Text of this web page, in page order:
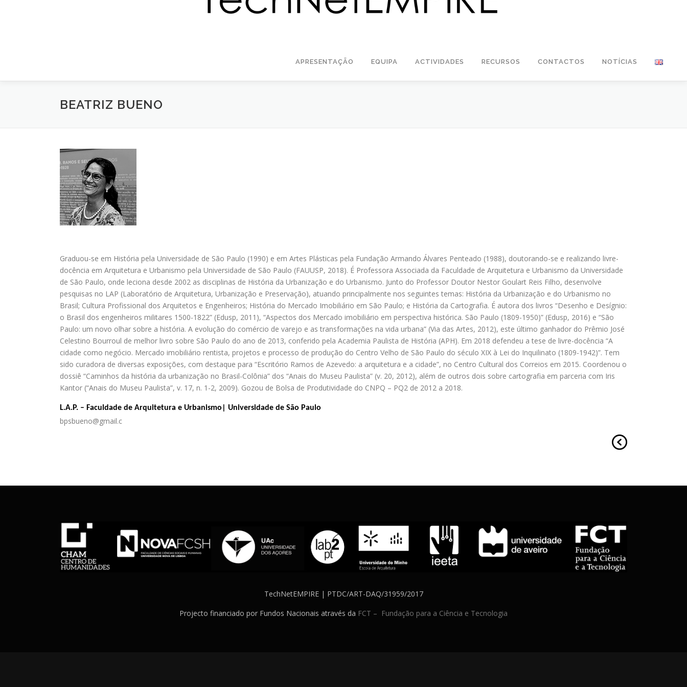
APRESENTAÇÃO EQUIPA ACTIVIDADES RECURSOS CONTACTOS NOTÍCIAS
BEATRIZ BUENO
Graduou-se em História pela Universidade de São Paulo (1990) e em Artes Plásticas pela Fundação Armando Álvares Penteado (1988), doutorando-se e realizando livre-
docência em Arquitetura e Urbanismo pela Universidade de São Paulo (FAUUSP, 2018). É Professora Associada da Faculdade de Arquitetura e Urbanismo da Universidade
de São Paulo, onde leciona desde 2002 as disciplinas de História da Urbanização e do Urbanismo. Junto do Professor Doutor Nestor Goulart Reis Filho, desenvolve
pesquisas no LAP (Laboratório de Arquitetura, Urbanização e Preservação), atuando principalmente nos seguintes temas: História da Urbanização e do Urbanismo no
Brasil; Cultura Profissional dos Arquitetos e Engenheiros; História do Mercado Imobiliário em São Paulo; e História da Cartografia. É autora dos livros “Desenho e Desígnio:
o Brasil dos engenheiros militares 1500-1822” (Edusp, 2011), “Aspectos dos Mercado imobiliário em perspectiva histórica. São Paulo (1809-1950)” (Edusp, 2016) e “São
Paulo: um novo olhar sobre a história. A evolução do comércio de varejo e as transformações na vida urbana” (Via das Artes, 2012), este último ganhador do Prêmio José
Celestino Bourroul de melhor livro sobre São Paulo do ano de 2013, conferido pela Academia Paulista de História (APH). Em 2018 defendeu a tese de livre-docência “A
cidade como negócio. Mercado imobiliário rentista, projetos e processo de produção do Centro Velho de São Paulo do século XIX à Lei do Inquilinato (1809-1942)”. Tem
sido curadora de diversas exposições, com destaque para “Escritório Ramos de Azevedo: a arquitetura e a cidade”, no Centro Cultural dos Correios em 2015. Coordenou o
dossiê “Caminhos da história da urbanização no Brasil-Colônia” dos “Anais do Museu Paulista” (v. 20, 2012), além de outros dois sobre cartografia em parceria com Iris
Kantor (“Anais do Museu Paulista”, v. 17, n. 1-2, 2009). Gozou de Bolsa de Produtividade do CNPQ – PQ2 de 2012 a 2018.
L.A.P. – Faculdade de Arquitetura e Urbanismo| Universidade de São Paulo
bpsbueno@gmail.c
TechNetEMPIRE | PTDC/ART-DAQ/31959/2017
Projecto financiado por Fundos Nacionais através da FCT – Fundação para a Ciência e Tecnologia